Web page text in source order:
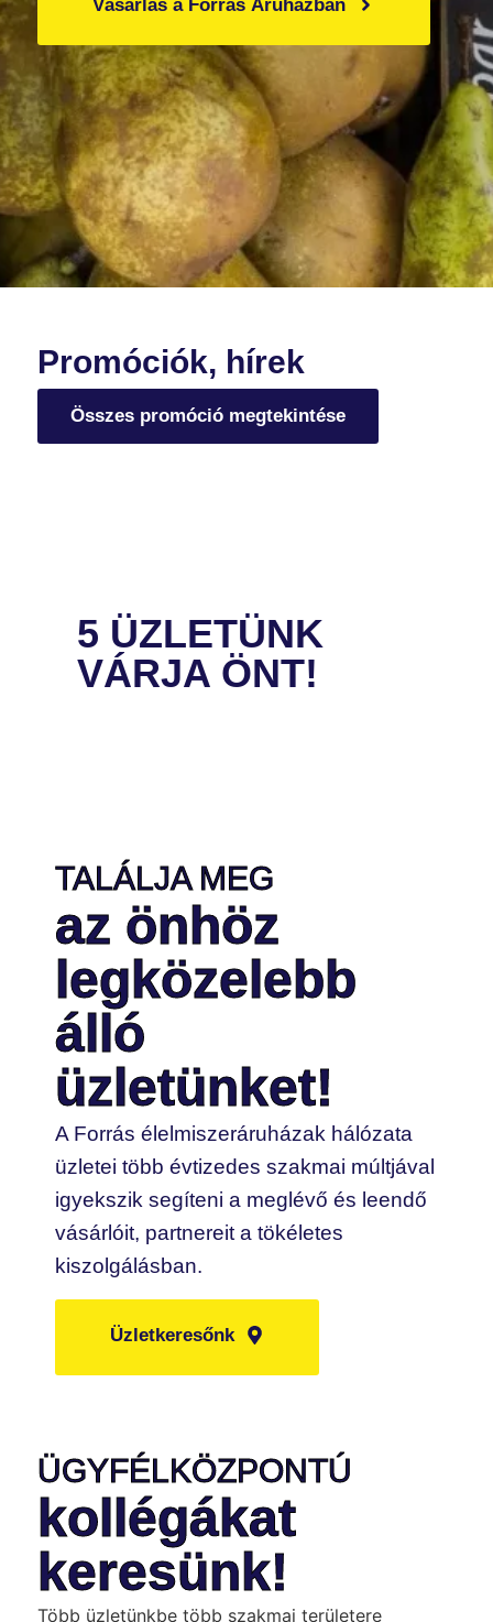
Vásárlás a Forrás Áruházban
Promóciók, hírek
Összes promóció megtekintése
5 ÜZLETÜNK
VÁRJA ÖNT!
TALÁLJA MEG
az önhöz
legközelebb
álló
üzletünket!
A Forrás élelmiszeráruházak hálózata
üzletei több évtizedes szakmai múltjával
igyekszik segíteni a meglévő és leendő
vásárlóit, partnereit a tökéletes
kiszolgálásban.
Üzletkeresőnk
ÜGYFÉLKÖZPONTÚ
kollégákat
keresünk!
Több üzletünkbe több szakmai területere